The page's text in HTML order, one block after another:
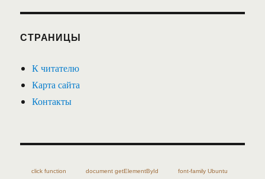
СТРАНИЦЫ
К читателю
Карта сайта
Контакты
click function document getElementById font-family Ubuntu